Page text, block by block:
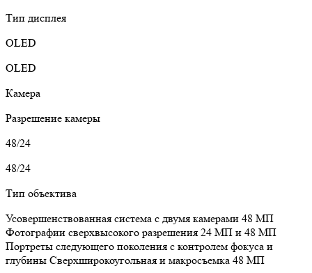
Тип дисплея
OLED
OLED
Камера
Разрешение камеры
48/24
48/24
Тип объектива
Усовершенствованная система с двумя камерами 48 МП
Фотографии сверхвысокого разрешения 24 МП и 48 МП
Портреты следующего поколения с контролем фокуса и
глубины Сверхширокоугольная и макросъемка 48 МП